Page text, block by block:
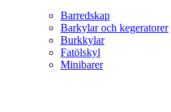
Barredskap
Barkylar och kegeratorer
Burkkylar
Fatölskyl
Minibarer